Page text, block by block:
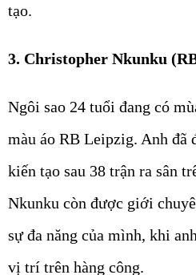
tạo.
3. Christopher Nkunku
Ngôi sao 24 tuổi đang có
màu áo RB Leipzig. Anh đã
kiến tạo sau 38 trận ra sân
Nkunku còn được giới
sự đa năng của mình, khi
vị trí trên hàng công.